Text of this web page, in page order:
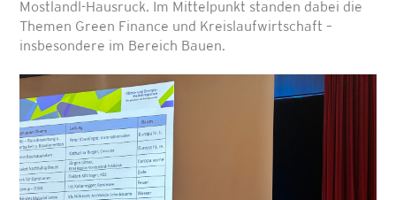
Mostlandl-Hausruck. Im Mittelpunkt standen dabei die
Themen Green Finance und Kreislaufwirtschaft –
insbesondere im Bereich Bauen.